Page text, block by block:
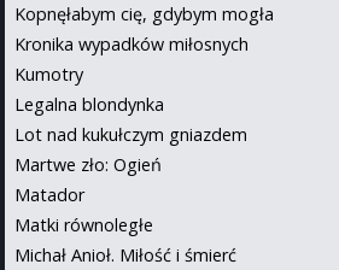
Kopnęłabym cię, gdybym mogła
Kronika wypadków miłosnych
Kumotry
Legalna blondynka
Lot nad kukułczym gniazdem
Martwe zło: Ogień
Matador
Matki równoległe
Michał Anioł. Miłość i śmierć